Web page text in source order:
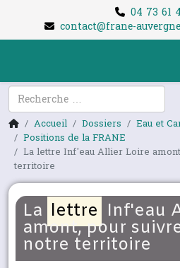
04 73 61
contact@frane-
Rechercher
Accueil
Dossiers Eau et
Positions de la FRANE
La lettre Inf'eau Allier Loire
territoire
La lettre Inf'eau
amont, pour
notre territoire